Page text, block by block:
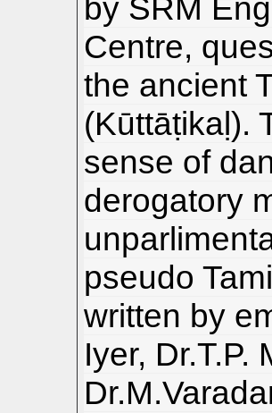
by SRM
Centre,
the ancient
(Kūttāṭikaḷ).
sense of
derogatory
pseudo
written by
Iyer,